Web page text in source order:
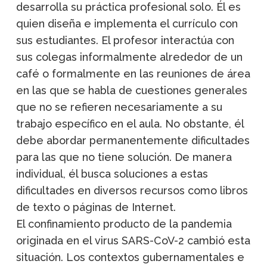
desarrolla su práctica profesional solo. Él es
quien diseña e implementa el currículo con
sus estudiantes. El profesor interactúa con
sus colegas informalmente alrededor de un
café o formalmente en las reuniones de área
en las que se habla de cuestiones generales
que no se refieren necesariamente a su
trabajo específico en el aula. No obstante, él
debe abordar permanentemente dificultades
para las que no tiene solución. De manera
individual, él busca soluciones a estas
dificultades en diversos recursos como libros
de texto o páginas de Internet.
El confinamiento producto de la pandemia
originada en el virus SARS-CoV-2 cambió esta
situación. Los contextos gubernamentales e